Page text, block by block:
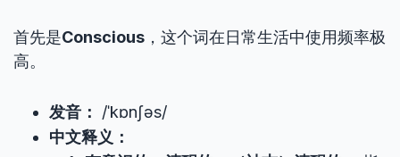
首先是Conscious ，这个词在日常生活中使用频率极
高。
发音：
/ˈkɒnʃəs/
中文释义：